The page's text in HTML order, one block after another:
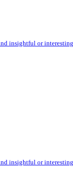
insightful or interesting
insightful or interesting